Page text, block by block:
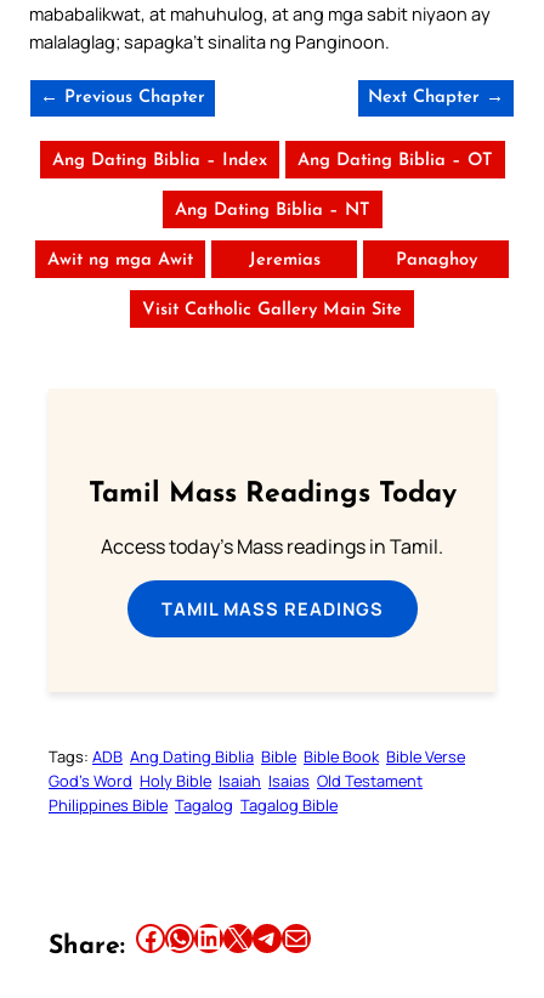
mababalikwat, at mahuhulog, at ang mga sabit niyaon ay
malalaglag; sapagka’t sinalita ng Panginoon.
← Previous Chapter Next Chapter →
Ang Dating Biblia – Index Ang Dating Biblia – OT
Ang Dating Biblia – NT
Awit ng mga Awit Jeremias Panaghoy
Visit Catholic Gallery Main Site
Tamil Mass Readings Today
Access today's Mass readings in Tamil.
TAMIL MASS READINGS
Tags: ADB Ang Dating Biblia Bible Bible Book Bible Verse
God’s Word Holy Bible Isaiah Isaias Old Testament
Philippines Bible Tagalog Tagalog Bible
Share: Share this article on Facebook Share this article on WhatsApp Share this article on LinkedIn Share this article on X Share this article on TelegramEmail this Article